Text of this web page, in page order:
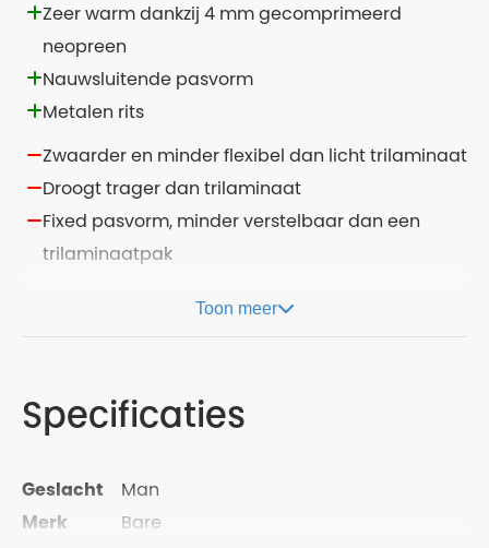
Zeer warm dankzij 4 mm gecomprimeerd
neopreen
Nauwsluitende pasvorm
Metalen rits
Zwaarder en minder flexibel dan licht trilaminaat
Droogt trager dan trilaminaat
Fixed pasvorm, minder verstelbaar dan een
trilaminaatpak
Toon meer
Specificaties
Geslacht
Man
Merk
Bare